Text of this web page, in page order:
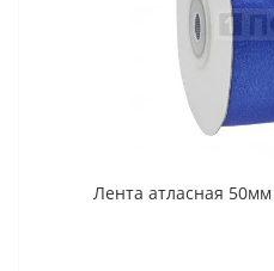
Лента атласная